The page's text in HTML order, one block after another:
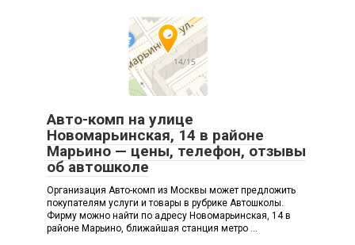
Авто-комп на улице
Новомарьинская, 14 в районе
Марьино — цены, телефон, отзывы
об автошколе
Организация Авто-комп из Москвы может предложить
покупателям услуги и товары в рубрике Автошколы.
Фирму можно найти по адресу Новомарьинская, 14 в
районе Марьино, ближайшая станция метро ...